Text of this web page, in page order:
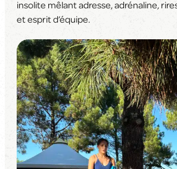
insolite mêlant adresse, adrénaline,
et esprit d’équipe.